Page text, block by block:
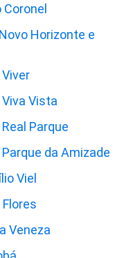
Coronel
Horizonte e
Vista
Parque
da Amizade
Viel
Veneza